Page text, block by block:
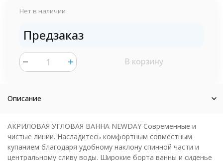
Нет в наличии
Предзаказ
В корзину
Описание
АКРИЛОВАЯ УГЛОВАЯ ВАННА NEWDAY Современные и
чистые линии. Насладитесь комфортным совместным
купанием благодаря удобному наклону спинной части и
центральному сливу воды. Широкие борта ванны и сиденье